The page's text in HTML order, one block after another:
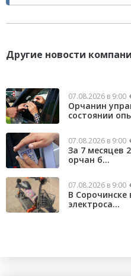
Другие новости
07.08.2026 в 9:00
Орчанин
состоянии
07.08.2026 в 9:00
За 7 месяцев
орчан б...
07.08.2026 в 9:00
В
электроса...